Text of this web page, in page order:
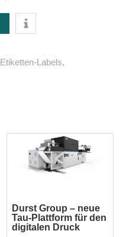
Etiketten-Labels,
Durst Group – neue
Tau-Plattform für den
digitalen Druck